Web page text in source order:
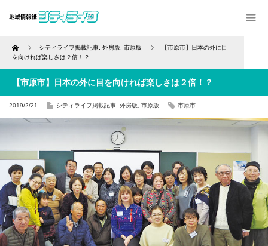
Home シティライフ掲載記事 外房版 市原版
【市原市】日本の外に目
を向ければ楽しさは２倍！？
【市原市】日本の外に目を向ければ楽しさは２倍！？
2019/2/21 シティライフ掲載記事 外房版 市原版 市原市